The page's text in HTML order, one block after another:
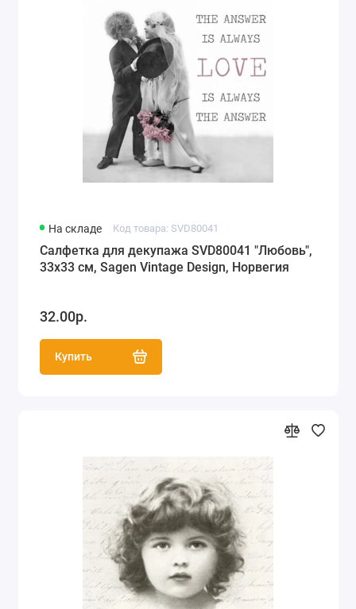
На складе Код товара: SVD80041
Салфетка для декупажа SVD80041 "Любовь",
33х33 см, Sagen Vintage Design, Норвегия
32.00р.
Купить